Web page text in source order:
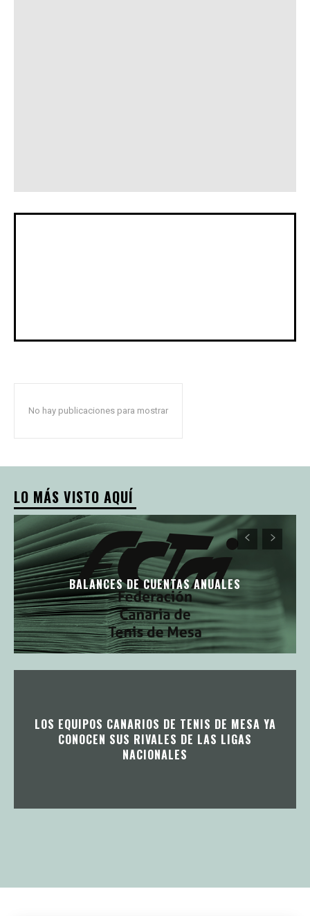
No hay publicaciones para mostrar
LO MÁS VISTO AQUÍ
BALANCES DE CUENTAS ANUALES
LOS EQUIPOS CANARIOS DE TENIS DE MESA YA
CONOCEN SUS RIVALES DE LAS LIGAS
NACIONALES